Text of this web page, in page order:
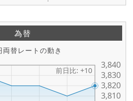
為替
両替レートの動き